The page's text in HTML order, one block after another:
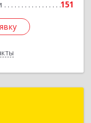
151
Подробнее
СЕРВИС